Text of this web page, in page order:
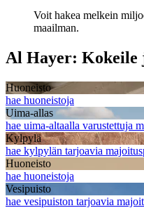
Voit hakea melkein
maailman.
Al Hayer: Kokeile
Huoneisto
hae huoneistoja
Uima-allas
hae uima-altaalla varustettuja
Kylpylä
hae kylpylän tarjoavia
Huoneisto
hae huoneistoja
Vesipuisto
hae vesipuiston tarjoavia